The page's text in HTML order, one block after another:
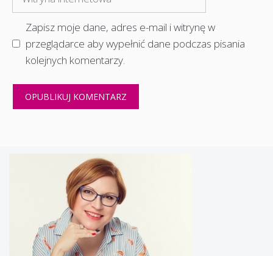
internetowa
Zapisz moje dane, adres e-mail i witrynę w
przeglądarce aby wypełnić dane podczas pisania
kolejnych komentarzy.